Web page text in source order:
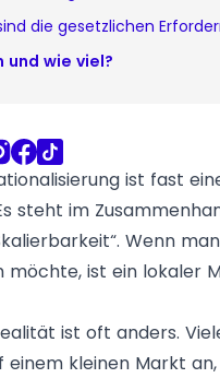
die gesetzlichen
und wie viel?
ist fast
steht im
Wenn
möchte, ist ein lokaler
ist oft anders.
einem kleinen Markt